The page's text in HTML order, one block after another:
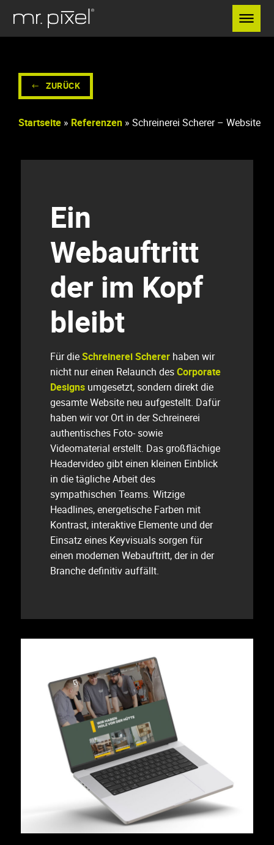
ZURÜCK
Startseite» Referenzen» Schreinerei Scherer – Website
Ein
Webauftritt
der im Kopf
bleibt
Für dieSchreinerei Schererhaben wir
nicht nur einen Relaunch desCorporate
Designsumgesetzt, sondern direkt die
gesamte Website neu aufgestellt. Dafür
haben wir vor Ort in der Schreinerei
authentisches Foto- sowie
Videomaterial erstellt. Das großflächige
Headervideo gibt einen kleinen Einblick
in die tägliche Arbeit des
sympathischen Teams. Witzige
Headlines, energetische Farben mit
Kontrast, interaktive Elemente und der
Einsatz eines Keyvisuals sorgen für
einen modernen Webauftritt, der in der
Branche definitiv auffällt.